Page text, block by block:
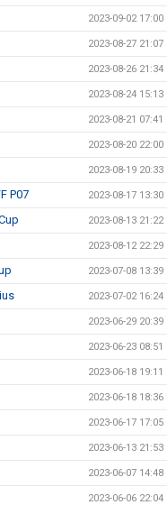
2023-09-02 17:00
2023-08-27 21:07
2023-08-26 21:34
2023-08-24 15:13
2023-08-21 07:41
2023-08-20 22:00
2023-08-19 20:33
P07 2023-08-17 13:30
2023-08-13 21:22
2023-08-12 22:29
2023-07-08 13:39
2023-07-02 16:24
2023-06-29 20:39
2023-06-23 08:51
2023-06-18 19:11
2023-06-18 18:36
2023-06-17 17:05
2023-06-13 21:53
2023-06-07 14:48
2023-06-06 22:04